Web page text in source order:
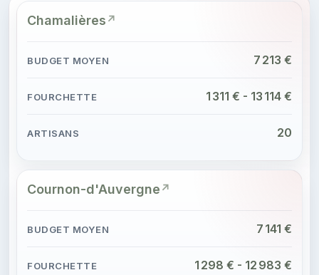
Chamalières
7 213 €
1 311 € - 13 114 €
20
Cournon-d'Auvergne
7 141 €
1 298 € - 12 983 €